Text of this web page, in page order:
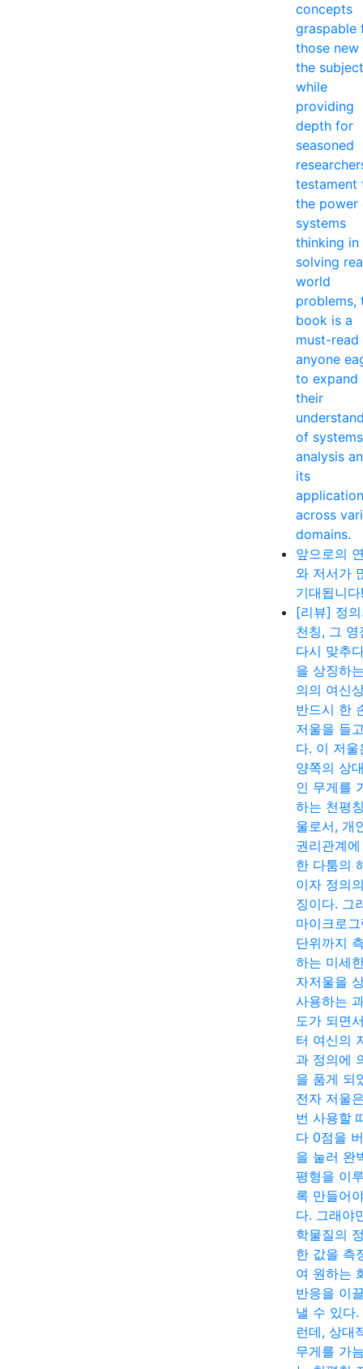
concepts
graspable
those
the subject
while
providing
depth for
seasoned
testament
the power
systems
thinking in
solving
world
problems,
book is a
must-
anyone
to expand
their
of systems
analysis
its
across
domains.
앞으로의
와 저서가
기대됩니다!
[리뷰] 정
천칭, 그 영
다시 맞추
을 상징하
의의 여신
반드시 한
저울을 들
다. 이 저울
양쪽의 상
인 무게를
하는 천평
울로서, 개
권리관계
한 다툼의
이자 정의
징이다. 그
마이크로
단위까지
하는 미세
자저울을
사용하는
도가 되면
터 여신의
과 정의에
을 품게 되
전자 저울
번 사용할
다 0점을
을 눌러 완
평형을 이
록 만들어
다. 그래야
학물질의
한 값을 측
여 원하는
반응을 이
낼 수 있다.
런데, 상대
무게를 가